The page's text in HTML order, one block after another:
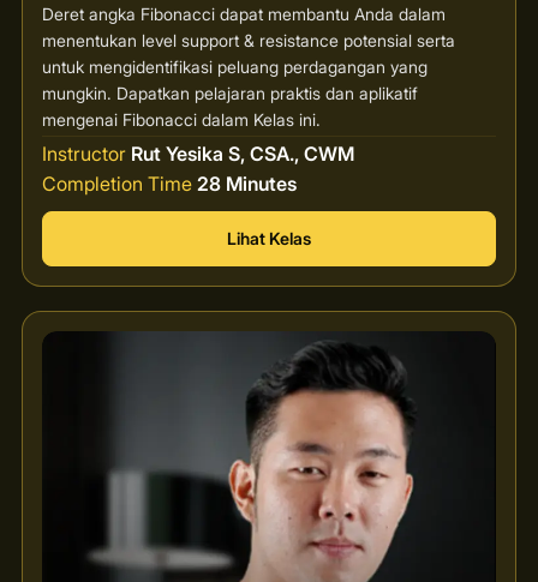
Deret angka Fibonacci dapat membantu Anda dalam
menentukan level support & resistance potensial serta
untuk mengidentifikasi peluang perdagangan yang
mungkin. Dapatkan pelajaran praktis dan aplikatif
mengenai Fibonacci dalam Kelas ini.
Instructor Rut Yesika S, CSA., CWM
Completion Time 28 Minutes
Lihat Kelas